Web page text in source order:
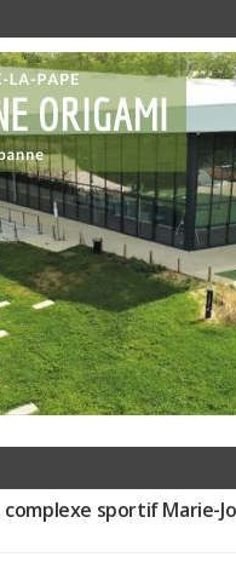
complexe sportif Marie-